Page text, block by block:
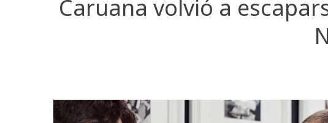
Caruana volvió a